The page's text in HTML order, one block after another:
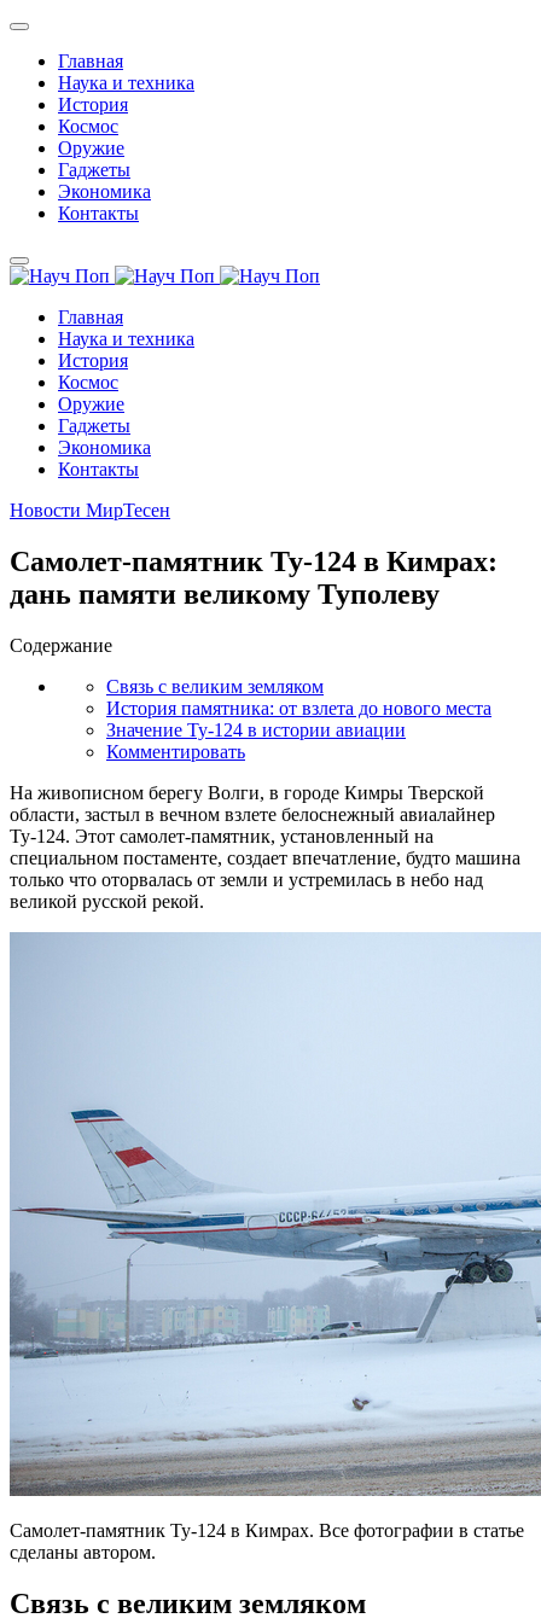
Главная
Наука и техника
История
Космос
Оружие
Гаджеты
Экономика
Контакты
Главная
Наука и техника
История
Космос
Оружие
Гаджеты
Экономика
Контакты
Новости МирТесен
Самолет-памятник Ту-124 в Кимрах:
дань памяти великому Туполеву
Содержание
Связь с великим земляком
История памятника: от взлета до нового места
Значение Ту-124 в истории авиации
Комментировать
На живописном берегу Волги, в городе Кимры Тверской
области, застыл в вечном взлете белоснежный авиалайнер
Ту-124. Этот самолет-памятник, установленный на
специальном постаменте, создает впечатление, будто машина
только что оторвалась от земли и устремилась в небо над
великой русской рекой.
Самолет-памятник Ту-124 в Кимрах. Все фотографии в статье
сделаны автором.
Связь с великим земляком